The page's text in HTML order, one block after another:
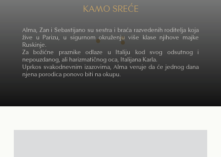
KAMO SREĆE
Alma, Žan i Sebastijano su sestra i braća razvedenih roditelja koja
žive u Parizu, u sigurnom okruženju više klase njihove majke
Ruskinje.
Za božićne praznike odlaze u Italiju kod svog odsutnog i
nepouzdanog, ali harizmatičnog oca, Italijana Karla.
Uprkos svakodnevnim izazovima, Alma veruje da će jednog dana
njena porodica ponovo biti na okupu.